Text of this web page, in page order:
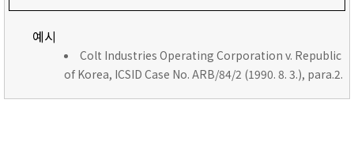
예시
Colt Industries Operating Corporation v. Republic
of Korea, ICSID Case No. ARB/84/2 (1990. 8. 3.), para.2.